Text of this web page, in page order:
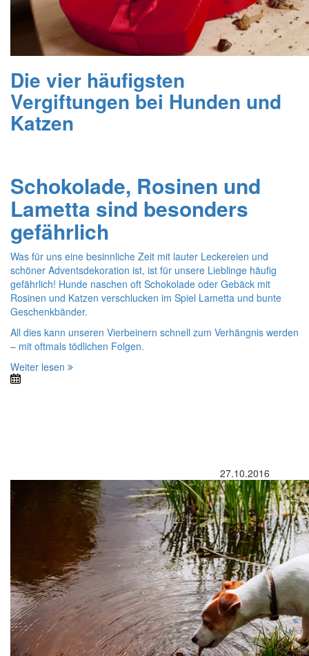
Die vier häufigsten
Vergiftungen bei Hunden und
Katzen
Schokolade, Rosinen und
Lametta sind besonders
gefährlich
Was für uns eine besinnliche Zeit mit lauter Leckereien und
schöner Adventsdekoration ist, ist für unsere Lieblinge häufig
gefährlich! Hunde naschen oft Schokolade oder Gebäck mit
Rosinen und Katzen verschlucken im Spiel Lametta und bunte
Geschenkbänder.
All dies kann unseren Vierbeinern schnell zum Verhängnis werden
– mit oftmals tödlichen Folgen.
Weiter lesen
27.10.2016